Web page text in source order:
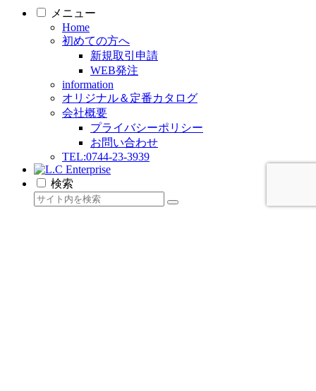
メニュー
Home
初めての方へ
新規取引申請
WEB発注
information
オリジナル＆定番カタログ
会社概要
プライバシーポリシー
お問い合わせ
TEL:0744-23-3939
検索